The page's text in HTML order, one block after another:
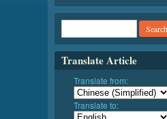
Translate Article
Translate from:
Translate to: